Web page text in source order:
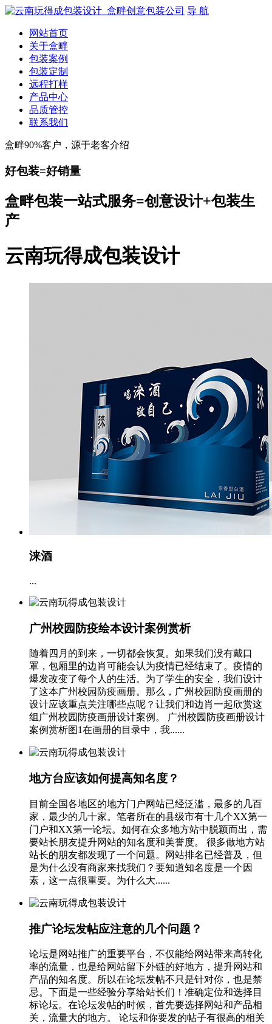
导 航
网站首页
关于盒畔
包装案例
包装定制
远程打样
产品中心
品质管控
联系我们
盒畔90%客户，源于老客介绍
好包装=好销量
盒畔包装一站式服务=创意设计+包装生
产
云南玩得成包装设计
涞酒
...
广州校园防疫绘本设计案例赏析
随着四月的到来，一切都会恢复。如果我们没有戴口
罩，包厢里的边肖可能会认为疫情已经结束了。疫情的
爆发改变了每个人的生活。为了学生的安全，我们设计
了这本广州校园防疫画册。那么，广州校园防疫画册的
设计应该重点关注哪些点呢？让我们和边肖一起欣赏这
组广州校园防疫画册设计案例。 广州校园防疫画册设计
案例赏析图1在画册的目录中，我......
地方台应该如何提高知名度？
目前全国各地区的地方门户网站已经泛滥，最多的几百
家，最少的几十家。笔者所在的县级市有十几个XX第一
门户和XX第一论坛。如何在众多地方站中脱颖而出，需
要站长朋友提升网站的知名度和美誉度。 很多做地方站
站长的朋友都发现了一个问题。网站排名已经普及，但
是为什么没有商家来找我们？要知道知名度是一个因
素，这一点很重要。为什么大......
推广论坛发帖应注意的几个问题？
论坛是网站推广的重要平台，不仅能给网站带来高转化
率的流量，也是给网站留下外链的好地方，提升网站和
产品的知名度。所以在论坛发帖不只是针对你，也是禁
忌。下面是一些经验分享给站长们！准确定位和选择目
标论坛。在论坛发帖的时候，首先要选择网站和产品相
关，流量大的地方。 论坛和你要发的帖子有很高的相关